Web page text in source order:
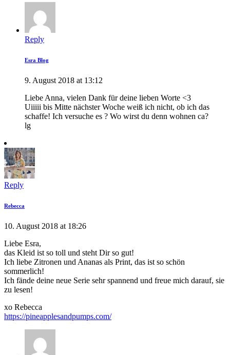
Reply
Esra Blog
9. August 2018 at 13:12
Liebe Anna, vielen Dank für deine lieben Worte <3
Uiiiii bis Mitte nächster Woche weiß ich nicht, ob ich das
schaffe! Ich versuche es ? Wo wirst du denn wohnen ca?
lg
Reply
Rebecca
10. August 2018 at 18:26
Liebe Esra,
das Kleid ist so toll und steht Dir so gut!
Ich liebe Zitronen und Ananas als Print, das ist so schön
sommerlich!
Ich fände deine neue Serie sehr spannend und freue mich darauf, sie
zu lesen!
xo Rebecca
https://pineapplesandpumps.com/